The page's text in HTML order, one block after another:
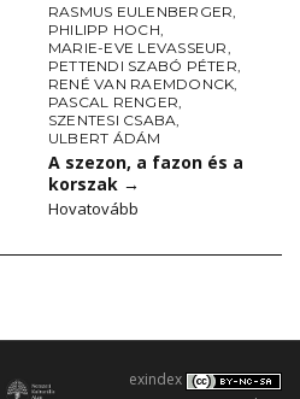
RASMUS EULENBERGER,
PHILIPP HOCH,
MARIE-EVE LEVASSEUR,
PETTENDI SZABÓ PÉTER,
RENÉ VAN RAEMDONCK,
PASCAL RENGER,
SZENTESI CSABA,
ULBERT ÁDÁM
A szezon, a fazon és a
korszak →
Hovatovább
exindex